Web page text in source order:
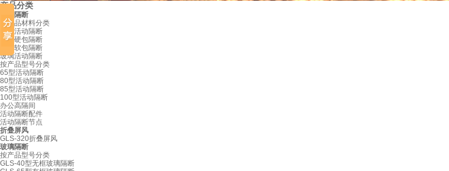
产品分类
活动隔断
按产品材料分类
板材活动隔断
布艺硬包隔断
皮革软包隔断
玻璃活动隔断
按产品型号分类
65型活动隔断
80型活动隔断
85型活动隔断
100型活动隔断
办公高隔间
活动隔断配件
活动隔断节点
折叠屏风
GLS-320折叠屏风
玻璃隔断
按产品型号分类
GLS-40型无框玻璃隔断